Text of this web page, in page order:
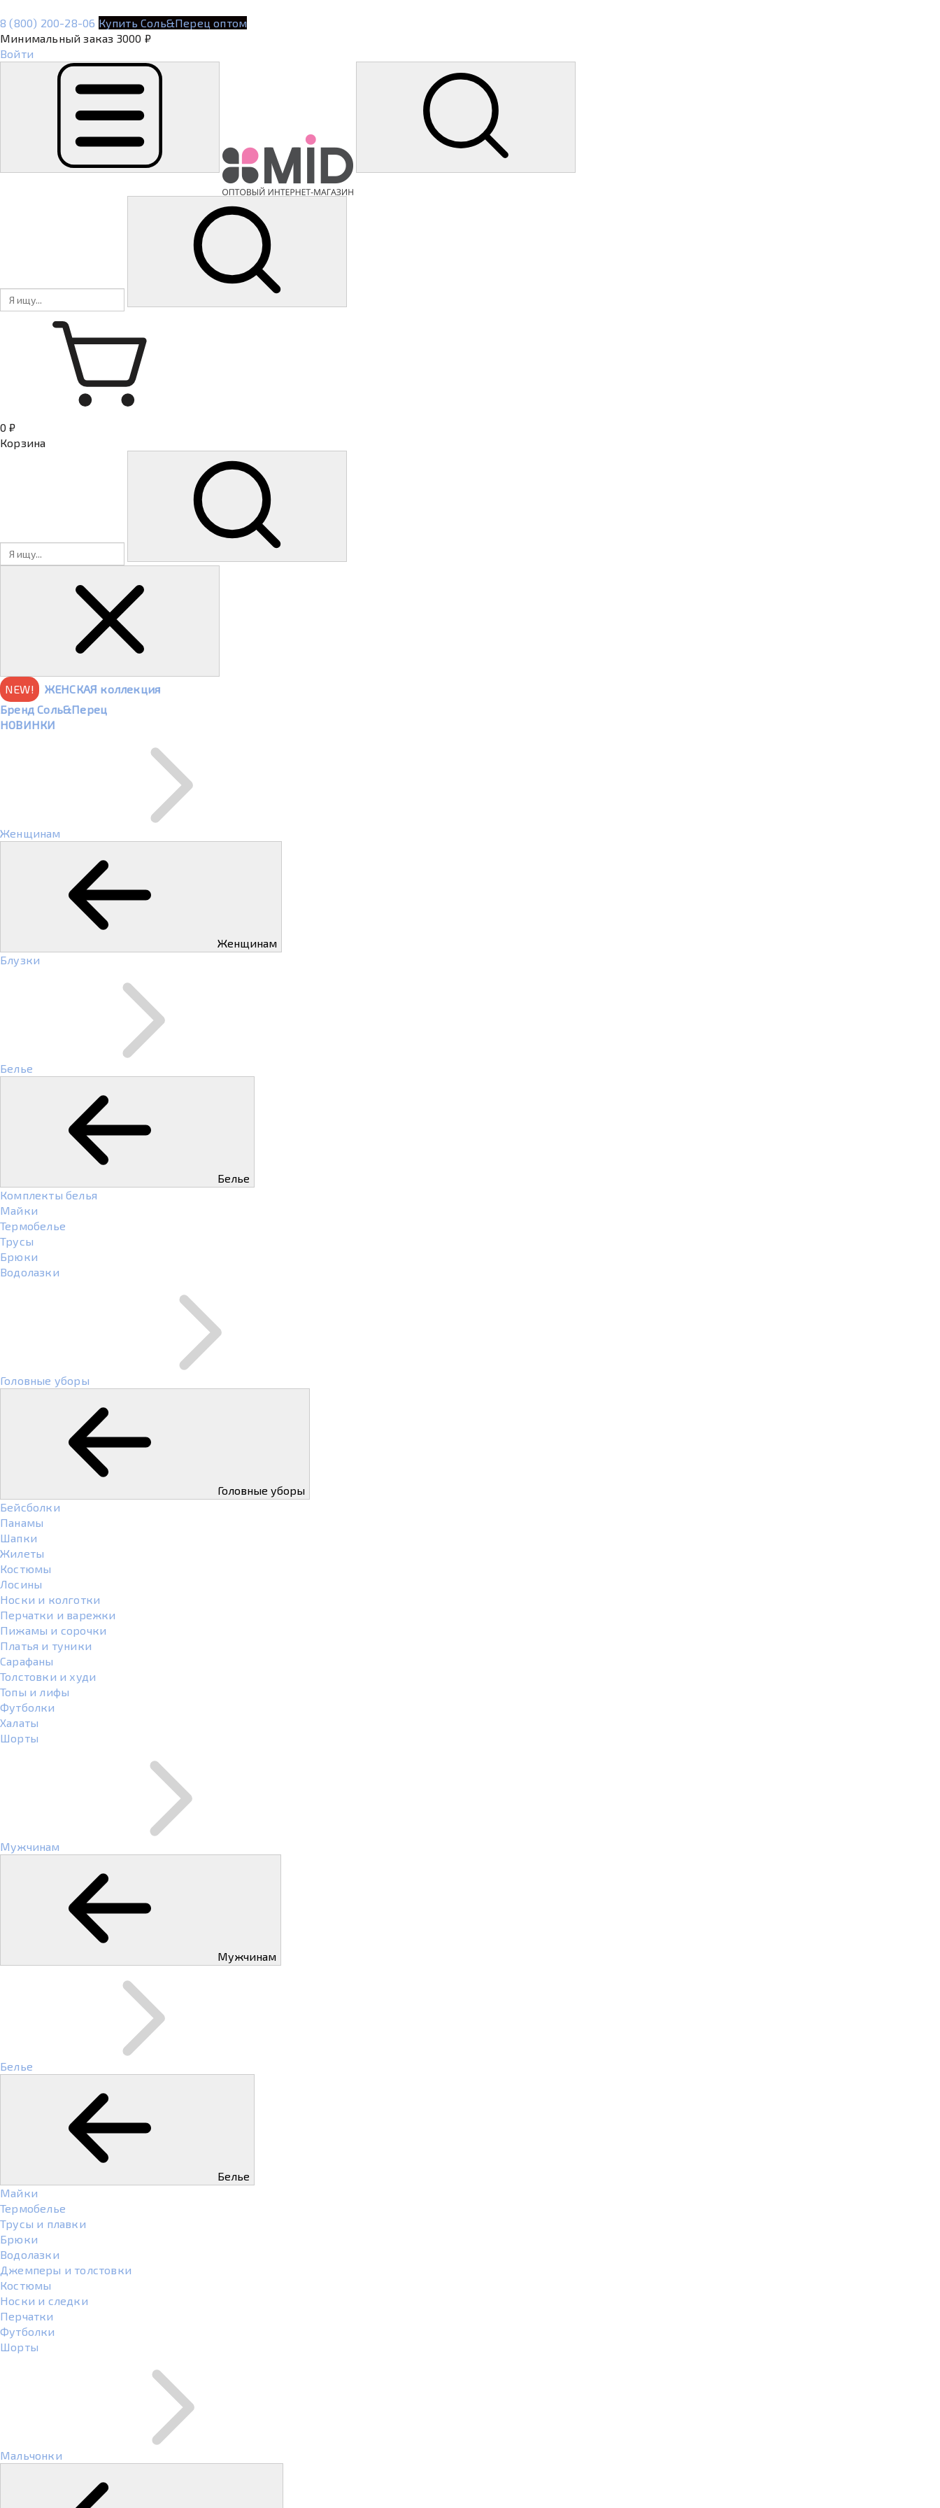
8 (800) 200-28-06 Купить Соль&Перец оптом
Минимальный заказ 3000 ₽
Войти
0 ₽
Корзина
NEW!
ЖЕНСКАЯ коллекция
Бренд Соль&Перец
НОВИНКИ
Женщинам
Женщинам
Блузки
Белье
Белье
Комплекты белья
Майки
Термобелье
Трусы
Брюки
Водолазки
Головные уборы
Головные уборы
Бейсболки
Панамы
Шапки
Жилеты
Костюмы
Лосины
Носки и колготки
Перчатки и варежки
Пижамы и сорочки
Платья и туники
Сарафаны
Толстовки и худи
Топы и лифы
Футболки
Халаты
Шорты
Мужчинам
Мужчинам
Белье
Белье
Майки
Термобелье
Трусы и плавки
Брюки
Водолазки
Джемперы и толстовки
Костюмы
Носки и следки
Перчатки
Футболки
Шорты
Мальчонки